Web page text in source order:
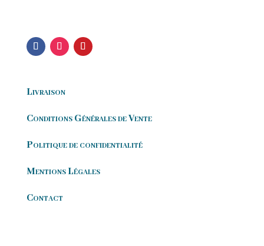
Livraison
Conditions Générales de Vente
Politique de confidentialité
Mentions Légales
Contact